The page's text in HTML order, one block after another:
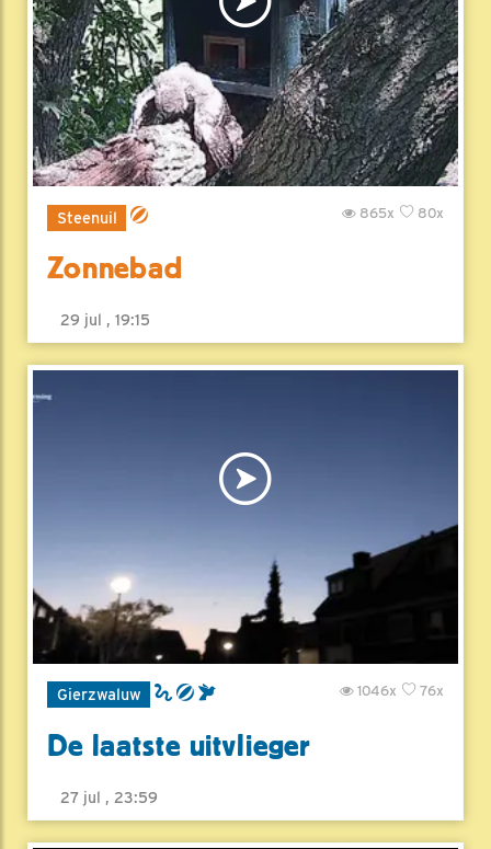
Steenuil 80x
865x
Zonnebad
29 jul , 19:15
Gierzwaluw 76x
1046x
De laatste uitvlieger
27 jul , 23:59